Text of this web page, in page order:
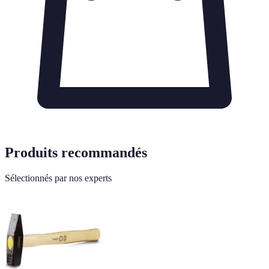
Produits recommandés
Sélectionnés par nos experts